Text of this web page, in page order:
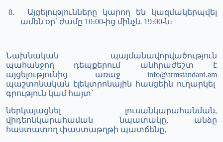
8.
Այցելությունները կարող են կազմակերպվել
ամեն օր՝ ժամը 10։00-ից մինչև 19։00-ն։
Նախնական պայմանավորվածություն
պահանջող դեպքերում անհրաժեշտ է
այցելությունից առաջ info@armstandard.am
պաշտոնական էլեկտրոնային հասցեին ուղարկել
գրություն կամ հայտ՝
ներկայացնել լուսանկարահանման,
վիդեոնկարահաման նպատակը, անձը
հաստատող փաստաթղթի պատճենը,